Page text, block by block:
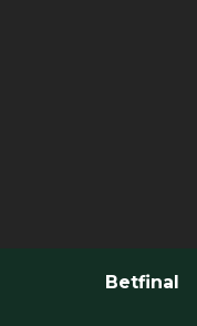
Betfinal